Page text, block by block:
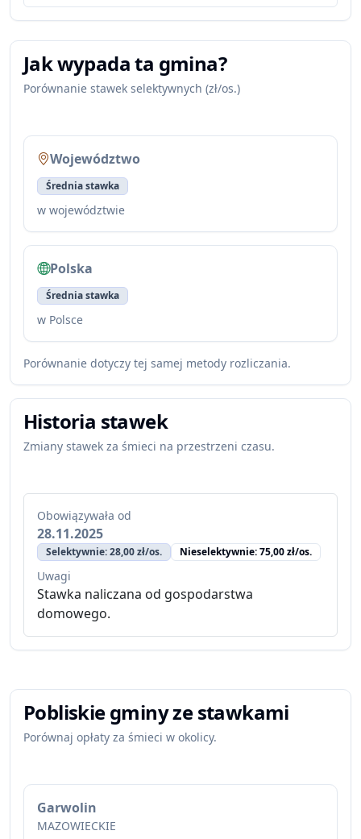
Jak wypada ta gmina?
Porównanie stawek selektywnych (zł/os.)
Województwo
Średnia stawka
w województwie
Polska
Średnia stawka
w Polsce
Porównanie dotyczy tej samej metody rozliczania.
Historia stawek
Zmiany stawek za śmieci na przestrzeni czasu.
Obowiązywała od
28.11.2025
Selektywnie: 28,00 zł/os. Nieselektywnie: 75,00 zł/os.
Uwagi
Stawka naliczana od gospodarstwa
domowego.
Pobliskie gminy ze stawkami
Porównaj opłaty za śmieci w okolicy.
Garwolin
MAZOWIECKIE